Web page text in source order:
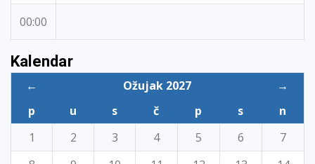
00:00
Kalendar
← Ožujak 2027
→
p
u s č p s
n
1
2 3 4 5 6
7